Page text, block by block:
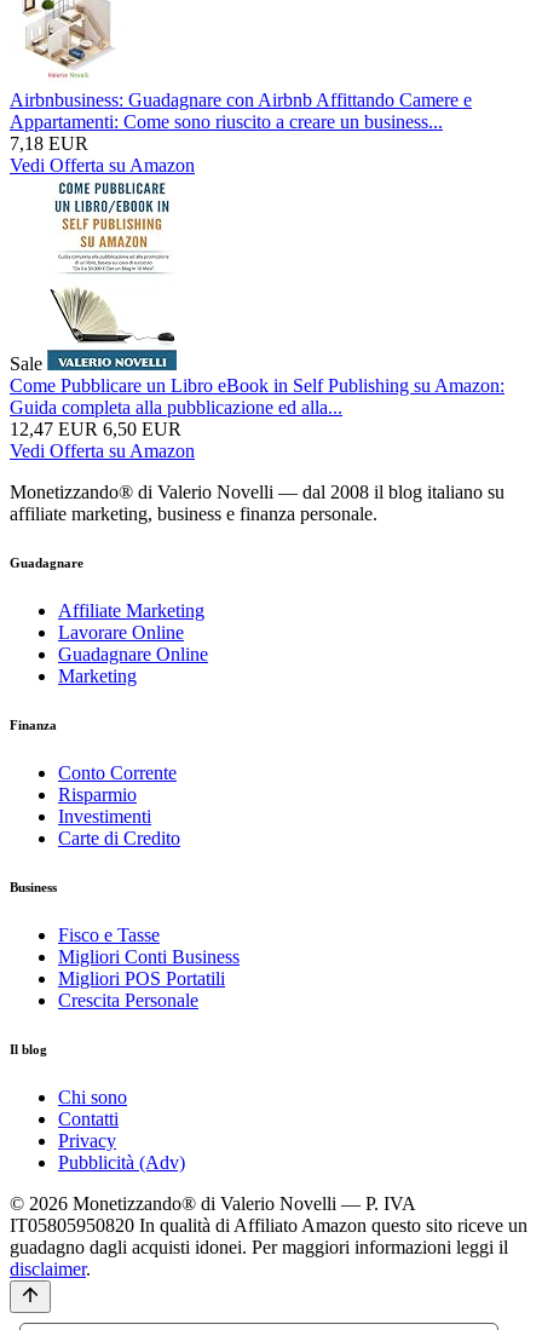
Airbnbusiness: Guadagnare con Airbnb Affittando Camere e
Appartamenti: Come sono riuscito a creare un business...
7,18 EUR
Vedi Offerta su Amazon
Sale
Come Pubblicare un Libro eBook in Self Publishing su Amazon:
Guida completa alla pubblicazione ed alla...
12,47 EUR 6,50 EUR
Vedi Offerta su Amazon
Monetizzando® di Valerio Novelli — dal 2008 il blog italiano su
affiliate marketing, business e finanza personale.
Guadagnare
Affiliate Marketing
Lavorare Online
Guadagnare Online
Marketing
Finanza
Conto Corrente
Risparmio
Investimenti
Carte di Credito
Business
Fisco e Tasse
Migliori Conti Business
Migliori POS Portatili
Crescita Personale
Il blog
Chi sono
Contatti
Privacy
Pubblicità (Adv)
© 2026 Monetizzando® di Valerio Novelli — P. IVA
IT05805950820 In qualità di Affiliato Amazon questo sito riceve un
guadagno dagli acquisti idonei. Per maggiori informazioni leggi il
disclaimer.